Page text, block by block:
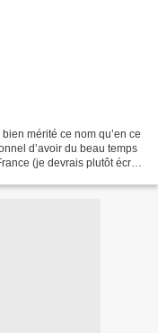
mérité ce nom qu’en ce
d’avoir du beau temps
(je devrais plutôt écrire